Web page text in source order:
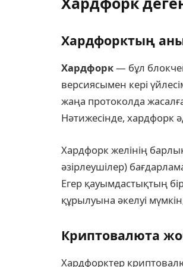
Хардфорктың
Хардфорк— бұл
версиясымен кері
жаңа протоколда
Нәтижесінде, хардфорк
Хардфорк желінің
әзірлеушілер)
Егер қауымдастықтың
құрылуына әкелуі
Криптовалюта
Хардфорктер